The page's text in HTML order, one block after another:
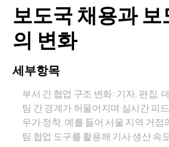
보도국 채용과 보
의 변화
세부항목
부서 간 협업 구조 변화: 기자, 편집,
팀 간 경계가 허물어지며 실시간 피
우가 정착. 예를 들어 서울 지역 거
팀 협업 도구를 활용해 기사 생산 속